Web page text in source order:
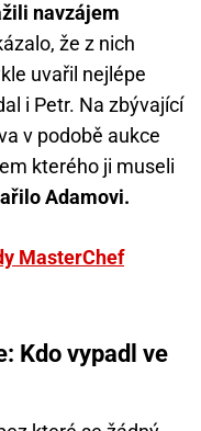
navzájem
že z nich
uvařil nejlépe
i Petr. Na zbývající
v podobě aukce
kterého ji museli
Adamovi.
MasterChef
Kdo vypadl ve